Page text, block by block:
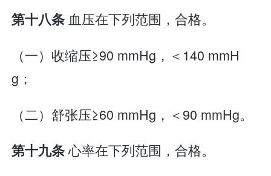
第十八条 血压在下列范围，合格。
（一）收缩压≥90 mmHg，＜140 mmH
g；
（二）舒张压≥60 mmHg，＜90 mmHg。
第十九条心率在下列范围，合格。